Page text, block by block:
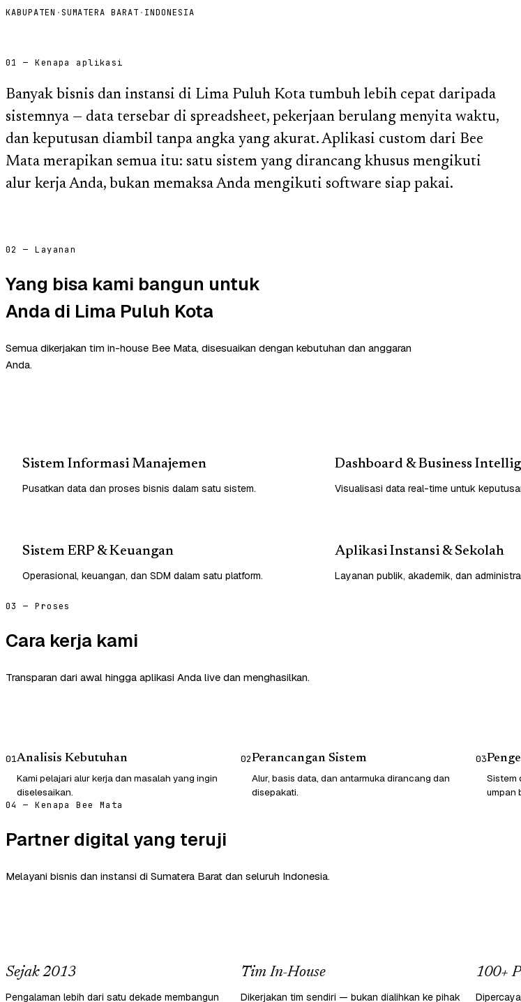
KABUPATEN · SUMATERA BARAT · INDONESIA
01 — Kenapa aplikasi
Banyak bisnis dan instansi di Lima Puluh Kota tumbuh lebih cepat daripada
sistemnya — data tersebar di spreadsheet, pekerjaan berulang menyita waktu,
dan keputusan diambil tanpa angka yang akurat. Aplikasi custom dari Bee
Mata merapikan semua itu: satu sistem yang dirancang khusus mengikuti
alur kerja Anda, bukan memaksa Anda mengikuti software siap pakai.
02 — Layanan
Yang bisa kami bangun untuk
Anda di Lima Puluh Kota
Semua dikerjakan tim in-house Bee Mata, disesuaikan dengan kebutuhan dan anggaran
Anda.
Sistem Informasi Manajemen
Pusatkan data dan proses bisnis dalam satu sistem.
Dashboard & Business
Visualisasi data real-time untuk
Sistem ERP & Keuangan
Operasional, keuangan, dan SDM dalam satu platform.
Aplikasi Instansi & Sekolah
Layanan publik, akademik, dan
03 — Proses
Cara kerja kami
Transparan dari awal hingga aplikasi Anda live dan menghasilkan.
01Analisis Kebutuhan
Kami pelajari alur kerja dan masalah yang ingin
diselesaikan.
02Perancangan Sistem
Alur, basis data, dan antarmuka dirancang dan
disepakati.
03
Sistem
umpan
04 — Kenapa Bee Mata
Partner digital yang teruji
Melayani bisnis dan instansi di Sumatera Barat dan seluruh Indonesia.
Sejak 2013
Pengalaman lebih dari satu dekade membangun
Tim In-House
Dikerjakan tim sendiri — bukan dialihkan ke pihak
100+